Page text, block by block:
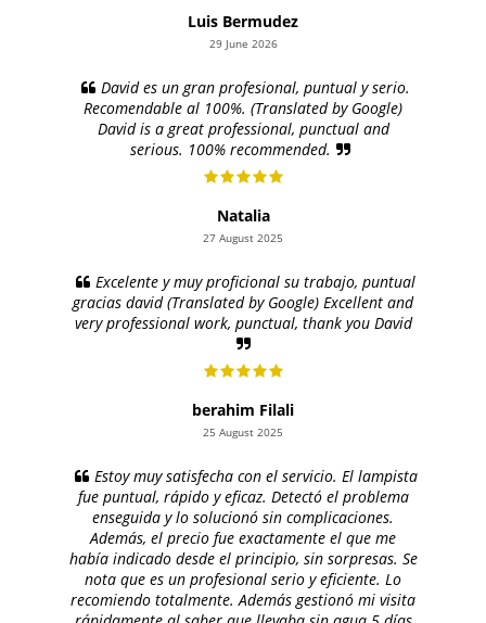
Luis Bermudez
29 June 2026
David es un gran profesional, puntual y serio.
Recomendable al 100%. (Translated by Google)
David is a great professional, punctual and
serious. 100% recommended.
Natalia
27 August 2025
Excelente y muy proficional su trabajo, puntual
gracias david (Translated by Google) Excellent and
very professional work, punctual, thank you David
berahim Filali
25 August 2025
Estoy muy satisfecha con el servicio. El lampista
fue puntual, rápido y eficaz. Detectó el problema
enseguida y lo solucionó sin complicaciones.
Además, el precio fue exactamente el que me
había indicado desde el principio, sin sorpresas. Se
nota que es un profesional serio y eficiente. Lo
recomiendo totalmente. Además gestionó mi visita